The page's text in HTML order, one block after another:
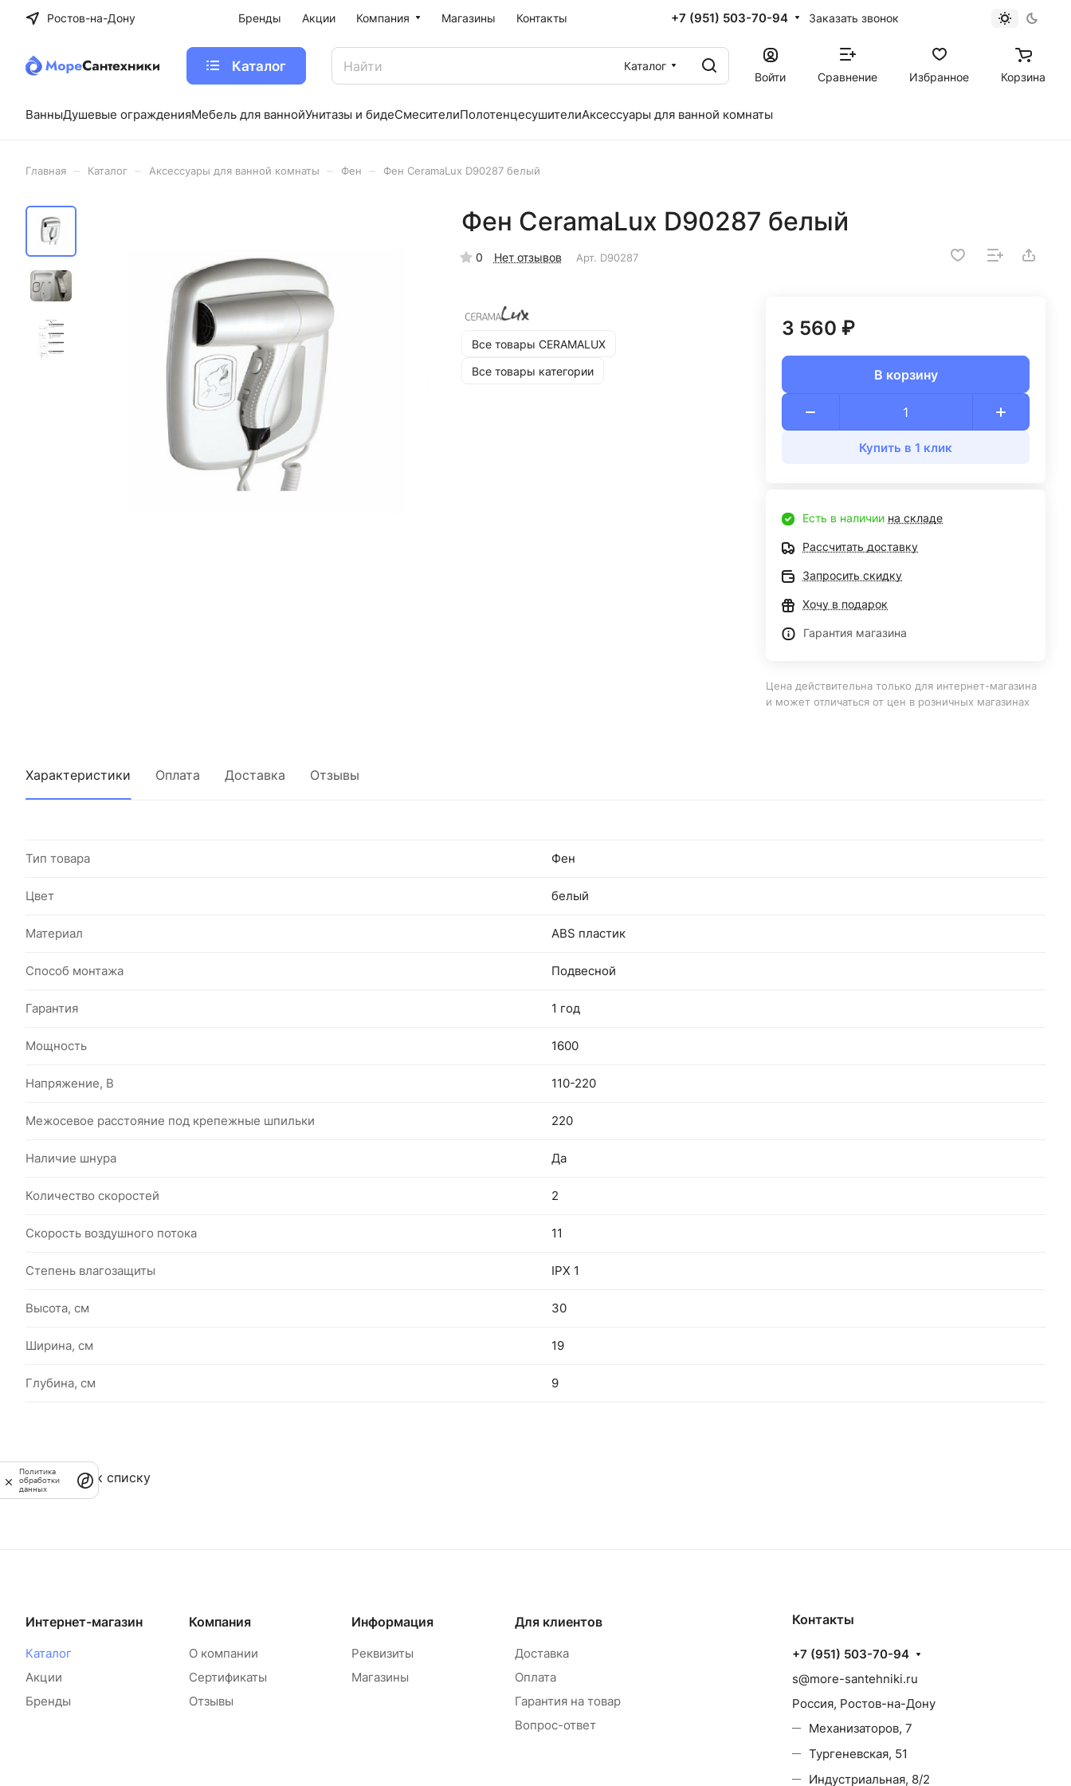
Ростов-на-Дону Бренды Акции Компания Магазины Контакты +7 (951) 503-70-94 Заказать звонок
Каталог
Каталог
Войти
Сравнение Избранное Корзина
ВанныДушевые огражденияМебель для ваннойУнитазы и бидеСмесителиПолотенцесушителиАксессуары для ванной комнаты
Главная Каталог Аксессуары для ванной комнаты Фен Фен CeramaLux D90287 белый
Фен CeramaLux D90287 белый
0 Нет отзывов Арт. D90287
Все товары CERAMALUX
Все товары категории
3 560 ₽
В корзину
Купить в 1 клик
Есть в наличии на складе
Рассчитать доставку
Запросить скидку
Хочу в подарок
Гарантия магазина
Цена действительна только для интернет-магазина
и может отличаться от цен в розничных магазинах
Характеристики Оплата Доставка Отзывы
Тип товара Фен
Цвет белый
Материал ABS пластик
Способ монтажа Подвесной
Гарантия 1 год
Мощность 1600
Напряжение, В 110-220
Межосевое расстояние под крепежные шпильки 220
Наличие шнура Да
Количество скоростей 2
Скорость воздушного потока 11
Степень влагозащиты IPX 1
Высота, см 30
Ширина, см 19
Глубина, см 9
Назад к списку
Интернет-магазин
Каталог
Акции
Бренды
Компания
О компании
Сертификаты
Отзывы
Информация
Реквизиты
Магазины
Для клиентов
Доставка
Оплата
Гарантия на товар
Вопрос-ответ
Контакты
+7 (951) 503-70-94
s@more-santehniki.ru
Россия, Ростов-на-Дону
Механизаторов, 7
Тургеневская, 51
Индустриальная, 8/2
Политика
обработки
данных